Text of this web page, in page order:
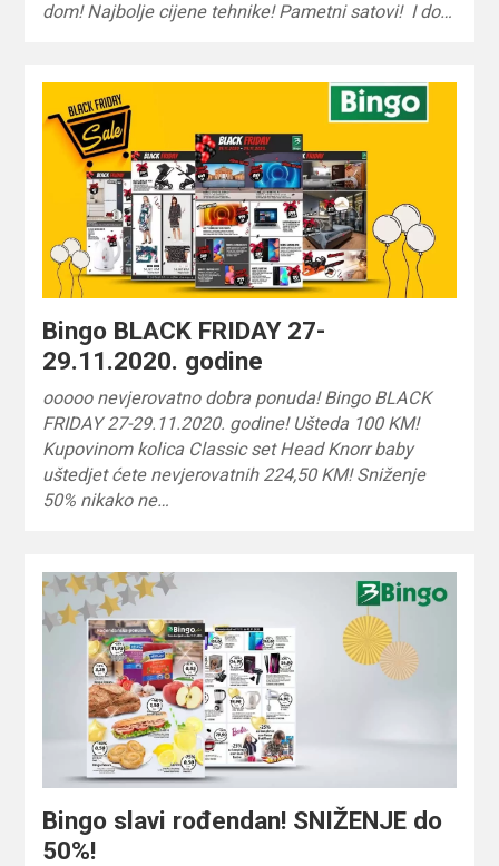
dom! Najbolje cijene tehnike! Pametni satovi! I do…
Bingo BLACK FRIDAY 27-
29.11.2020. godine
ooooo nevjerovatno dobra ponuda! Bingo BLACK
FRIDAY 27-29.11.2020. godine! Ušteda 100 KM!
Kupovinom kolica Classic set Head Knorr baby
uštedjet ćete nevjerovatnih 224,50 KM! Sniženje
50% nikako ne…
Bingo slavi rođendan! SNIŽENJE do
50%!